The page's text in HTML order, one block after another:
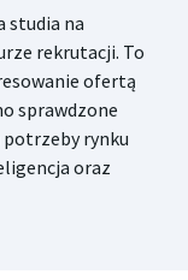
studia na
rekrutacji. To
ofertą
sprawdzone
potrzeby rynku
oraz